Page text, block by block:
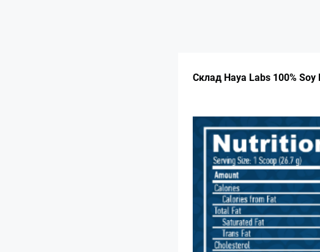
Склад Haya Labs 100%